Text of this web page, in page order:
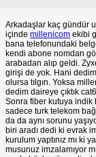
Arkadaşlar kaç gündür
içinde millenicom ekibi
bana telefonundaki
kendi abone nomdan
arabadan alıp geldi.
girişi de yok. Hani
olursa tılgın. Yoksa
dedim daireye çıktık
Sonra fiber kutuya indik
sadece turk telekom
da da aynı sorunu
biri aradı dedi ki evrak
kurulum yaptınız mı ki
musunuz imzalamıyor